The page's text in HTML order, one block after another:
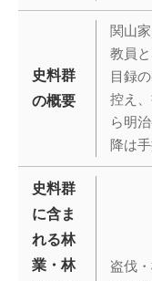
史料群
の概要
関山
教員
目録
控え
ら明
降は
史料群
に含ま
れる林
業・林
盗伐